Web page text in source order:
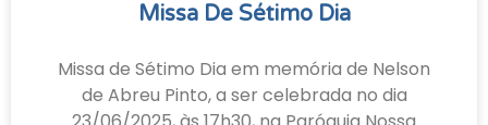
Missa De Sétimo Dia
Missa de Sétimo Dia em memória de Nelson
de Abreu Pinto, a ser celebrada no dia